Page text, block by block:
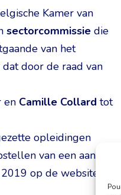
Kamer van
sectorcommissie die
van het
door de raad van
en Camille Collard tot
opleidingen
van een aan
op de website